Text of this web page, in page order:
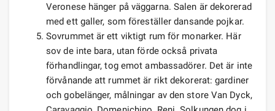
Veronese hänger på väggarna. Salen är dekorerad
med ett galler, som föreställer dansande pojkar.
Sovrummet är ett viktigt rum för monarker. Här
sov de inte bara, utan förde också privata
förhandlingar, tog emot ambassadörer. Det är inte
förvånande att rummet är rikt dekorerat: gardiner
och gobelänger, målningar av den store Van Dyck,